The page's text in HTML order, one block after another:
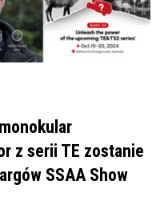
z serii TE zostanie
SSAA Show